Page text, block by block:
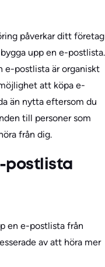
påverkar ditt företag
upp en e-postlista.
postlista är organiskt
att köpa e-
än nytta eftersom du
till personer som
från dig.
postlista
en e-postlista från
av att höra mer